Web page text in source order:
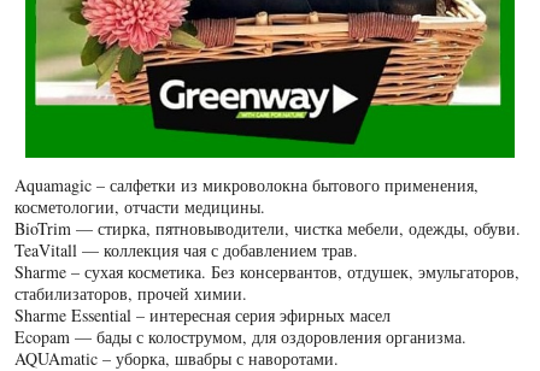
Aquamagic – салфетки из микроволокна бытового применения,
косметологии, отчасти медицины.
BioTrim — стирка, пятновыводители, чистка мебели, одежды, обуви.
TeaVitall — коллекция чая с добавлением трав.
Sharme – сухая косметика. Без консервантов, отдушек, эмульгаторов,
стабилизаторов, прочей химии.
Sharme Essential – интересная серия эфирных масел
Ecopam — бады с колострумом, для оздоровления организма.
AQUAmatic – уборка, швабры с наворотами.